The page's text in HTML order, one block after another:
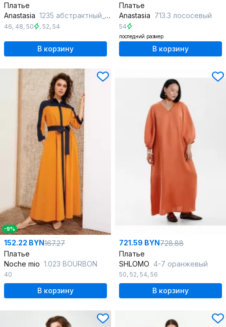
Платье
Anastasia 1235 абстрактный_принт(молочно-оранжевый)
46, 48, 50 , 52, 54
В корзину
Платье
Anastasia 713.3 лососевый
54
последний размер
В корзину
-9%
152.22 BYN167.27
Платье
Noche mio 1.023 BOURBON
40
В корзину
721.59 BYN728.88
Платье
SHLOMO 4-7 оранжевый
50, 52, 54, 56
В корзину